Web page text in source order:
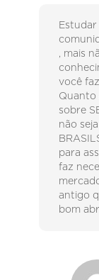
, mais
você
Quanto
sobre
não
para
faz
antigo
bom